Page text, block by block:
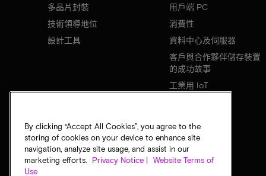
多晶片封裝
技術領導地位
設計工具
用戶端 PC
消費性
資料中心及伺服器
客戶與合作夥伴儲存裝置
的成功故事
工業用 IoT
By clicking “Accept All Cookies”, you agree to the
storing of cookies on your device to enhance site
navigation, analyze site usage, and assist in our
marketing efforts.
Privacy Notice |
Website Terms of
Use